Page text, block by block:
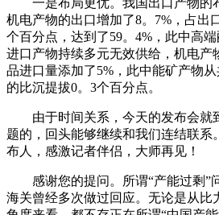
一是布局更优。我国出口产物的
机电产物的出口增加了8。7%，占出
个百分点，达到了59。4%，此中高端
进口产物持续多元无效供给，机电产
品进口量添加了5%，此中能矿产物
的比沉提拔0。3个百分点。
由于时间关系，今天的发布会就
题的，回头能够继续和我们连结联系
布人，感激记者伴侣，大师再见！
感谢您的提问。所谓“产能过剩”
海关曾经多次做过回应。无论是从比